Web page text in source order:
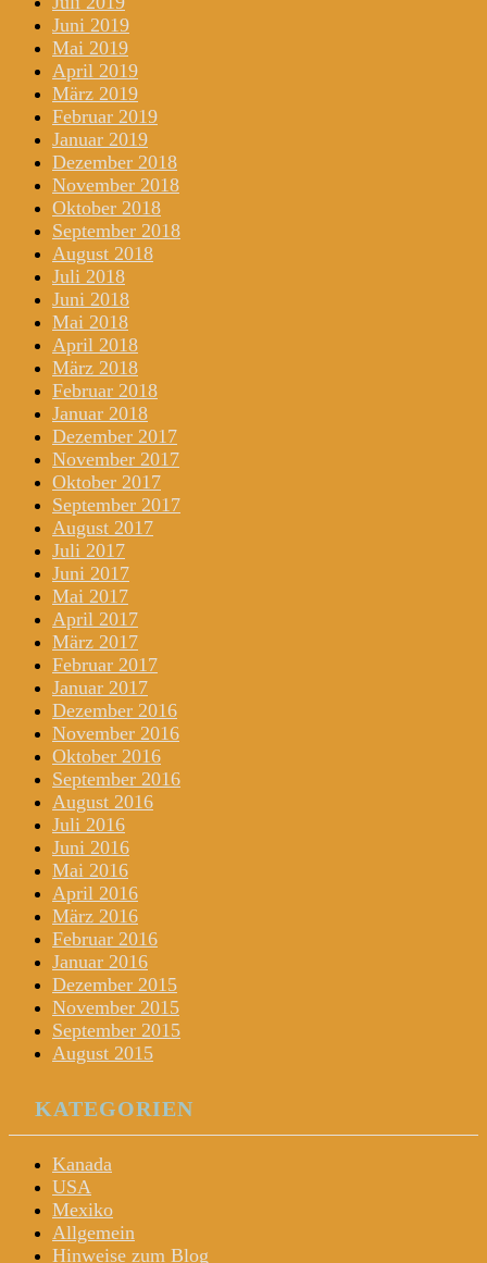
Juni 2019
Mai 2019
April 2019
März 2019
Februar 2019
Januar 2019
Dezember 2018
November 2018
Oktober 2018
September 2018
August 2018
Juli 2018
Juni 2018
Mai 2018
April 2018
März 2018
Februar 2018
Januar 2018
Dezember 2017
November 2017
Oktober 2017
September 2017
August 2017
Juli 2017
Juni 2017
Mai 2017
April 2017
März 2017
Februar 2017
Januar 2017
Dezember 2016
November 2016
Oktober 2016
September 2016
August 2016
Juli 2016
Juni 2016
Mai 2016
April 2016
März 2016
Februar 2016
Januar 2016
Dezember 2015
November 2015
September 2015
August 2015
KATEGORIEN
Kanada
USA
Mexiko
Allgemein
Hinweise zum Blog